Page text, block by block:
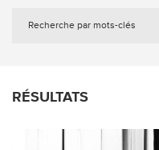
RÉSULTATS